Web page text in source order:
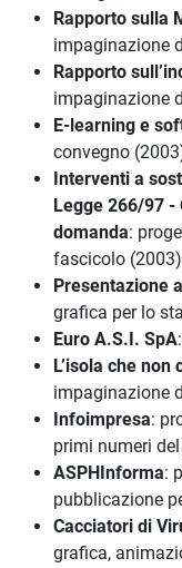
Rapporto sulla
impaginazione
Rapporto
impaginazione
E-learning e
convegno
Interventi a
Legge 266/97
domanda:
fascicolo (2003)
Presentazione
grafica per lo
Euro A.S.I. SpA
L’isola che non
impaginazione
Infoimpresa:
primi numeri
ASPHInforma:
pubblicazione
Cacciatori di
grafica,